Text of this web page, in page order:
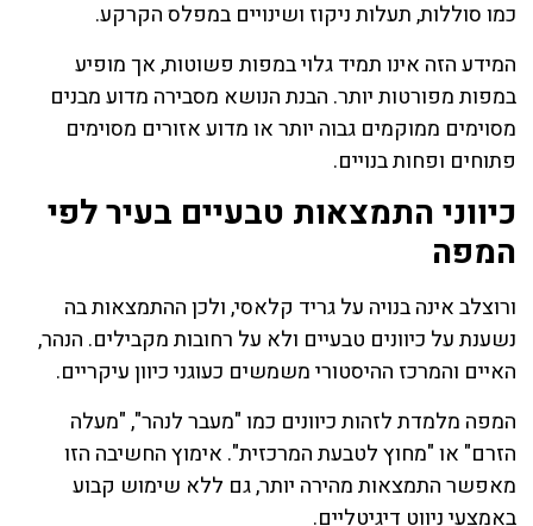
כמו סוללות, תעלות ניקוז ושינויים במפלס הקרקע.
המידע הזה אינו תמיד גלוי במפות פשוטות, אך מופיע
במפות מפורטות יותר. הבנת הנושא מסבירה מדוע מבנים
מסוימים ממוקמים גבוה יותר או מדוע אזורים מסוימים
פתוחים ופחות בנויים.
כיווני התמצאות טבעיים בעיר לפי
המפה
ורוצלב אינה בנויה על גריד קלאסי, ולכן ההתמצאות בה
נשענת על כיוונים טבעיים ולא על רחובות מקבילים. הנהר,
האיים והמרכז ההיסטורי משמשים כעוגני כיוון עיקריים.
המפה מלמדת לזהות כיוונים כמו "מעבר לנהר", "מעלה
הזרם" או "מחוץ לטבעת המרכזית". אימוץ החשיבה הזו
מאפשר התמצאות מהירה יותר, גם ללא שימוש קבוע
באמצעי ניווט דיגיטליים.